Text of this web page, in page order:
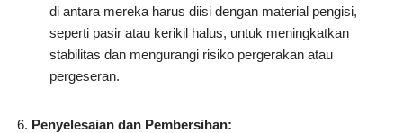
di antara mereka harus diisi dengan material pengisi,
seperti pasir atau kerikil halus, untuk meningkatkan
stabilitas dan mengurangi risiko pergerakan atau
pergeseran.
Penyelesaian dan Pembersihan: